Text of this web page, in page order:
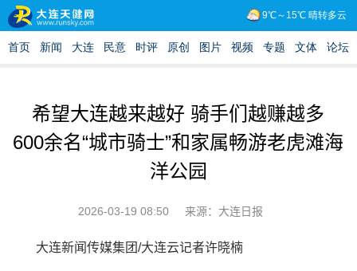
希望大连越来越好 骑手们越赚越多
600余名“城市骑士”和家属畅游老虎滩海
洋公园
2026-03-19 08:50 来源：大连日报
大连新闻传媒集团/大连云记者许晓楠